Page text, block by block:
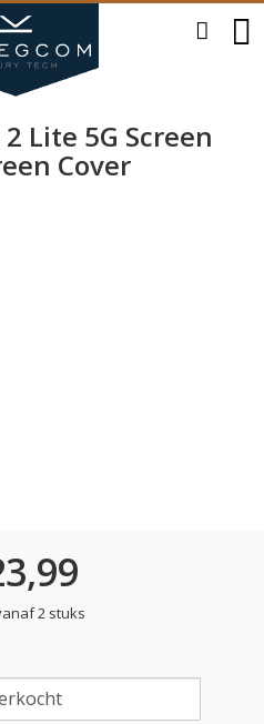
Lite 5G Screen
Cover
2 stuks